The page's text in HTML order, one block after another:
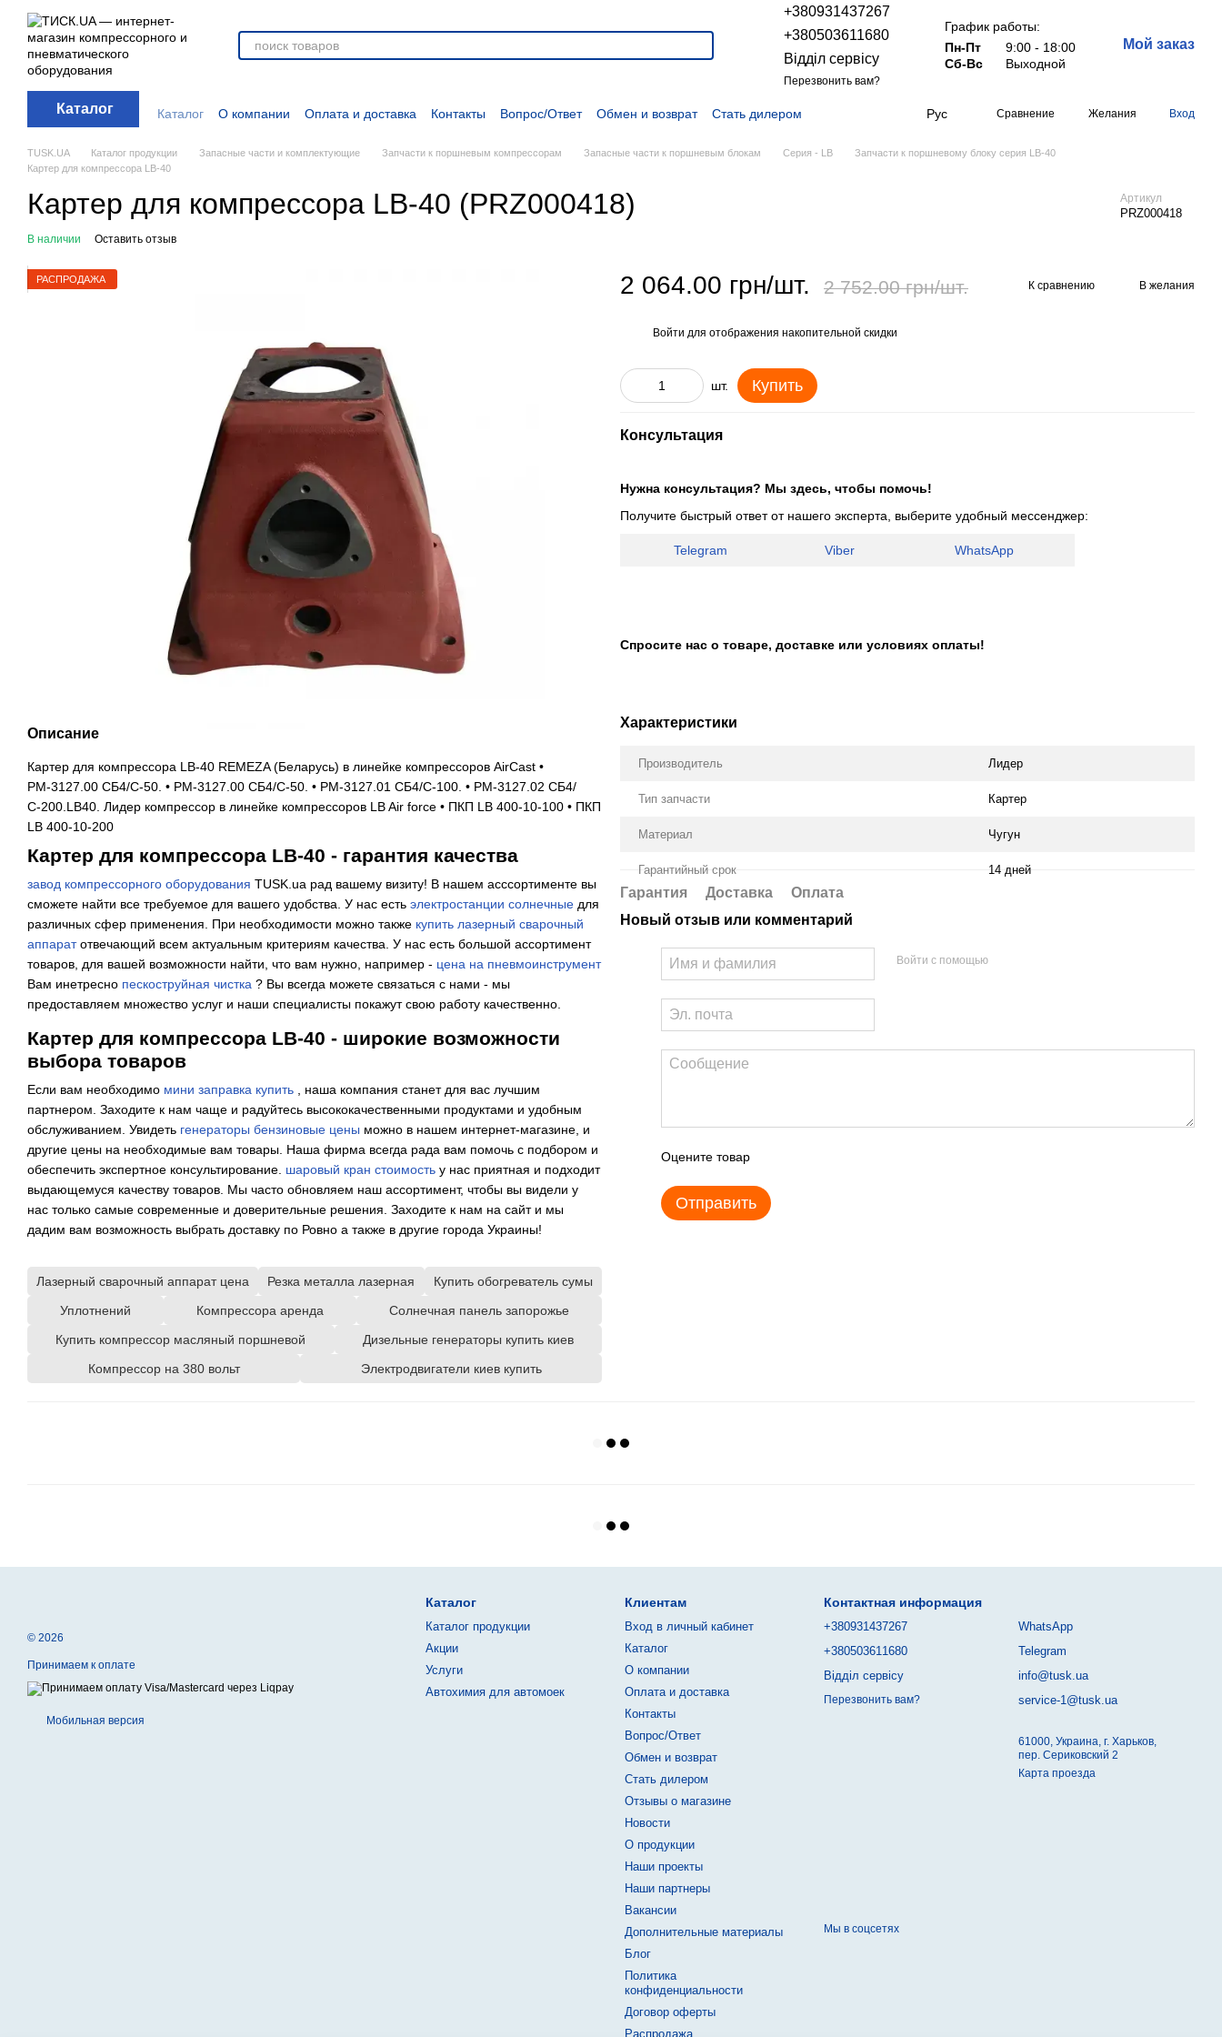
Перейти к основному контенту
+380931437267
+380503611680
Відділ сервісу
Перезвонить вам?
График работы:
Пн-Пт
9:00 - 18:00
Сб-Вс
Выходной
Мой заказ
Каталог Каталог О компании Оплата и доставка Контакты Вопрос/Ответ Обмен и возврат
Стать дилером
Дополнительные материалы
Блог Политика конфиденциальности Договор оферты Распродажа
Рус Сравнение Желания Вход
TUSK.UA Каталог продукции Запасные части и комплектующие Запчасти к поршневым компрессорам Запасные части к поршневым блокам Серия - LB
Запчасти к поршневому блоку серия LB-40
Картер для компрессора LB-40
Картер для компрессора LB-40 (PRZ000418) Артикул
PRZ000418
В наличии Оставить отзыв
РАСПРОДАЖА
Описание
Картер для компрессора LB-40 REMEZA (Беларусь) в линейке компрессоров AirCast •
РМ-3127.00 СБ4/С-50. • РМ-3127.00 СБ4/С-50. • РМ-3127.01 СБ4/С-100. • РМ-3127.02 СБ4/
С-200.LB40. Лидер компрессор в линейке компрессоров LB Air force • ПКП LB 400-10-100 • ПКП
LB 400-10-200
Картер для компрессора LB-40 - гарантия качества
завод компрессорного оборудования TUSK.ua рад вашему визиту! В нашем асссортименте вы
сможете найти все требуемое для вашего удобства. У нас есть электростанции солнечные для
различных сфер применения. При необходимости можно также купить лазерный сварочный
аппаратотвечающий всем актуальным критериям качества. У нас есть большой ассортимент
товаров, для вашей возможности найти, что вам нужно, например - цена на пневмоинструмент
Вам инетресно пескоструйная чистка ? Вы всегда можете связаться с нами - мы
предоставляем множество услуг и наши специалисты покажут свою работу качественно.
Картер для компрессора LB-40 - широкие возможности
выбора товаров
Если вам необходимо мини заправка купить , наша компания станет для вас лучшим
партнером. Заходите к нам чаще и радуйтесь высококачественными продуктами и удобным
обслуживанием. Увидеть генераторы бензиновые цены можно в нашем интернет-магазине, и
другие цены на необходимые вам товары. Наша фирма всегда рада вам помочь с подбором и
обеспечить экспертное консультирование. шаровый кран стоимость у нас приятная и подходит
выдающемуся качеству товаров. Мы часто обновляем наш ассортимент, чтобы вы видели у
нас только самые современные и доверительные решения. Заходите к нам на сайт и мы
дадим вам возможность выбрать доставку по Ровно а также в другие города Украины!
Лазерный сварочный аппарат цена Резка металла лазерная
Купить обогреватель сумы
Уплотнений
Компрессора аренда
Солнечная панель запорожье
Купить компрессор масляный поршневой
Дизельные генераторы купить киев
Компрессор на 380 вольт
Электродвигатели киев купить
2 064.00 грн/шт. 2 752.00 грн/шт. К сравнению В желания
Войти для отображения накопительной скидки
шт. Купить
Консультация
Нужна консультация? Мы здесь, чтобы помочь!
Получите быстрый ответ от нашего эксперта, выберите удобный мессенджер:
Telegram Viber WhatsApp
Спросите нас о товаре, доставке или условиях оплаты!
Характеристики
Производитель Лидер
Тип запчасти Картер
Материал Чугун
Гарантийный срок 14 дней
Гарантия Доставка
Оплата
Новый отзыв или комментарий
Войти с помощью
Оцените товар
Отправить
© 2026
Принимаем к оплате
Мобильная версия
Каталог
Каталог продукции
Акции
Услуги
Автохимия для автомоек
Клиентам
Вход в личный кабинет
Каталог
О компании
Оплата и доставка
Контакты
Вопрос/Ответ
Обмен и возврат
Стать дилером
Отзывы о магазине
Новости
О продукции
Наши проекты
Наши партнеры
Вакансии
Дополнительные материалы
Блог
Политика
конфиденциальности
Договор оферты
Распродажа
Контактная информация
+380931437267
+380503611680
Відділ сервісу
Перезвонить вам?
WhatsApp
Telegram
info@tusk.ua
service-1@tusk.ua
61000, Украина, г. Харьков,
пер. Сериковский 2
Карта проезда
Мы в соцсетях